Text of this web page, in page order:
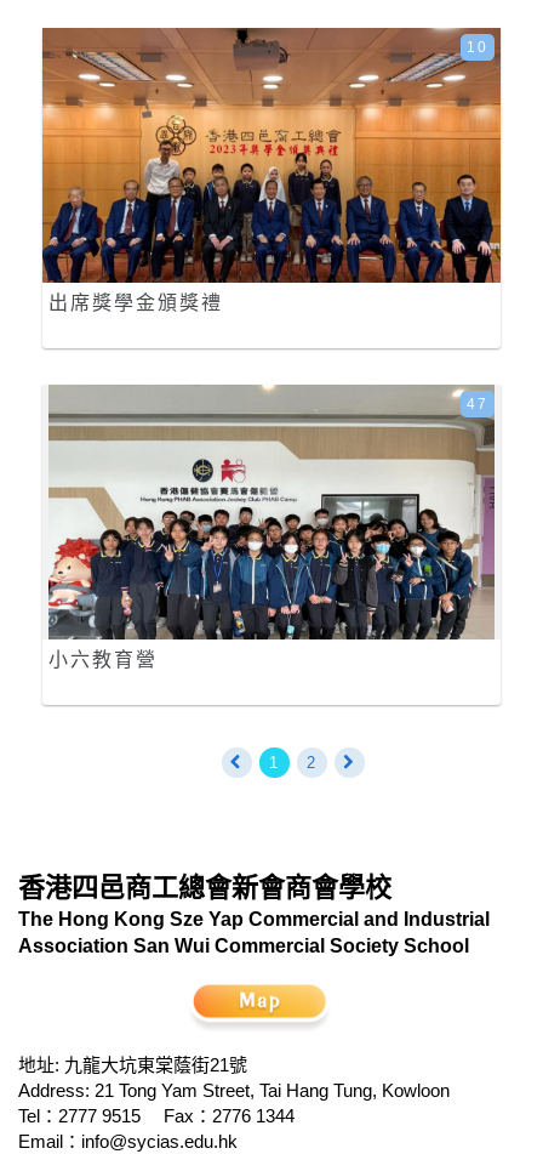
出席獎學金頒獎禮
10
小六教育營
47
1 2
香港四邑商工總會新會商會學校
The Hong Kong Sze Yap Commercial and Industrial
Association San Wui Commercial Society School
地址: 九龍大坑東棠蔭街21號
Address: 21 Tong Yam Street, Tai Hang Tung, Kowloon
Tel：2777 9515
Fax：2776 1344
Email： info@sycias.edu.hk